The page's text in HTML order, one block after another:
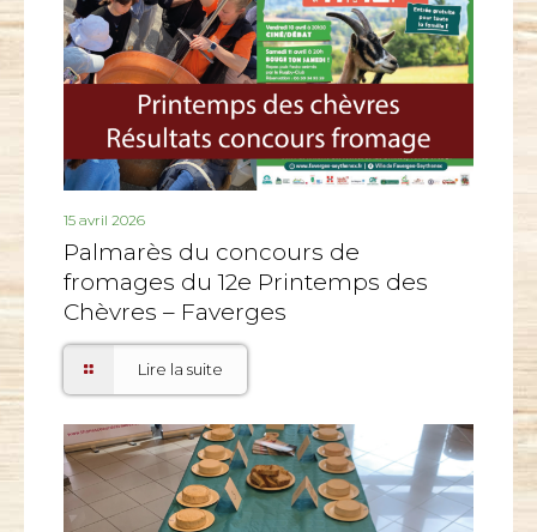
15 avril 2026
Palmarès du concours de
fromages du 12e Printemps des
Chèvres – Faverges
Lire la suite